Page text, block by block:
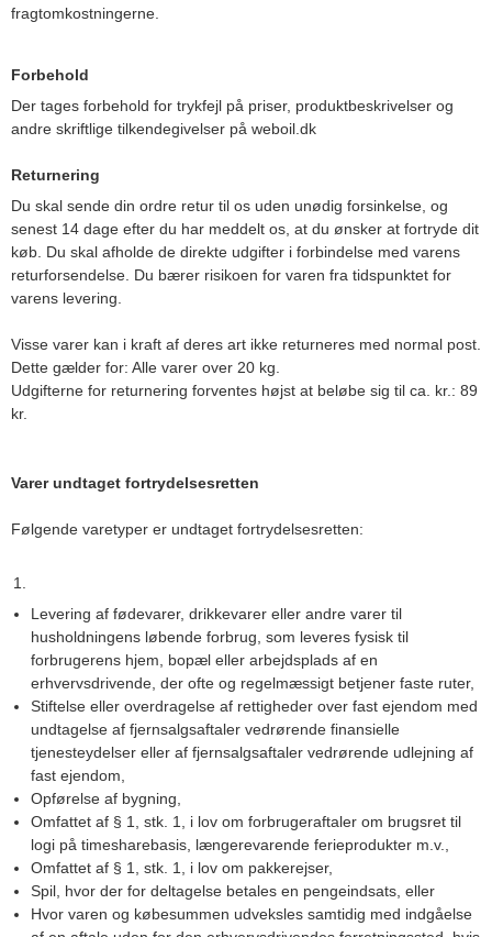
fragtomkostningerne.
Forbehold
Der tages forbehold for trykfejl på priser, produktbeskrivelser og
andre skriftlige tilkendegivelser på weboil.dk
Returnering
Du skal sende din ordre retur til os uden unødig forsinkelse, og
senest 14 dage efter du har meddelt os, at du ønsker at fortryde dit
køb. Du skal afholde de direkte udgifter i forbindelse med varens
returforsendelse. Du bærer risikoen for varen fra tidspunktet for
varens levering.
Visse varer kan i kraft af deres art ikke returneres med normal post.
Dette gælder for: Alle varer over 20 kg.
Udgifterne for returnering forventes højst at beløbe sig til ca. kr.: 89
kr.
Varer undtaget fortrydelsesretten
Følgende varetyper er undtaget fortrydelsesretten:
Levering af fødevarer, drikkevarer eller andre varer til
husholdningens løbende forbrug, som leveres fysisk til
forbrugerens hjem, bopæl eller arbejdsplads af en
erhvervsdrivende, der ofte og regelmæssigt betjener faste ruter,
Stiftelse eller overdragelse af rettigheder over fast ejendom med
undtagelse af fjernsalgsaftaler vedrørende finansielle
tjenesteydelser eller af fjernsalgsaftaler vedrørende udlejning af
fast ejendom,
Opførelse af bygning,
Omfattet af § 1, stk. 1, i lov om forbrugeraftaler om brugsret til
logi på timesharebasis, længerevarende ferieprodukter m.v.,
Omfattet af § 1, stk. 1, i lov om pakkerejser,
Spil, hvor der for deltagelse betales en pengeindsats, eller
Hvor varen og købesummen udveksles samtidig med indgåelse